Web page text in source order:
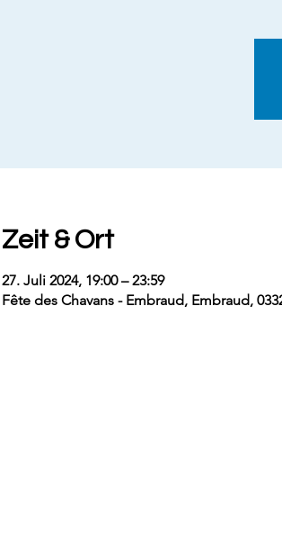
Zeit & Ort
27. Juli 2024, 19:00 – 23:59
Fête des Chavans - Embraud, Embraud,